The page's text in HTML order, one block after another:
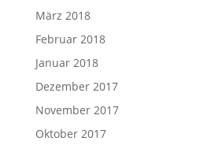
März 2018
Februar 2018
Januar 2018
Dezember 2017
November 2017
Oktober 2017